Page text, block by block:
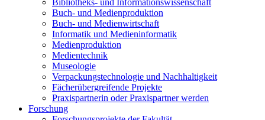
Bibliotheks- und Informationswissenschaft
Buch- und Medienproduktion
Buch- und Medienwirtschaft
Informatik und Medieninformatik
Medienproduktion
Medientechnik
Museologie
Verpackungstechnologie und Nachhaltigkeit
Fächerübergreifende Projekte
Praxispartnerin oder Praxispartner werden
Forschung